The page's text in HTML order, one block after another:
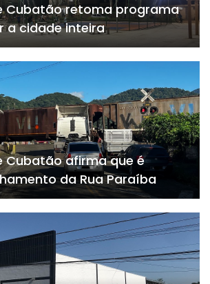
Cubatão retoma programa
a cidade inteira
Cubatão afirma que é
da Rua Paraíba